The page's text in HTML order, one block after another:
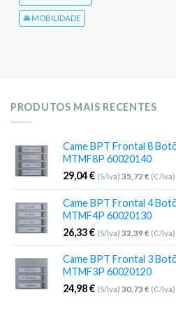
🚘 MOBILIDADE
PRODUTOS MAIS RECENTES
Came BPT Frontal 8
MTMF8P 60020140
29,04€ (S/Iva) 35,72 € (C/Iva)
Came BPT Frontal 4
MTMF4P 60020130
26,33€ (S/Iva) 32,39 € (C/Iva)
Came BPT Frontal 3
MTMF3P 60020120
24,98€ (S/Iva) 30,73 € (C/Iva)